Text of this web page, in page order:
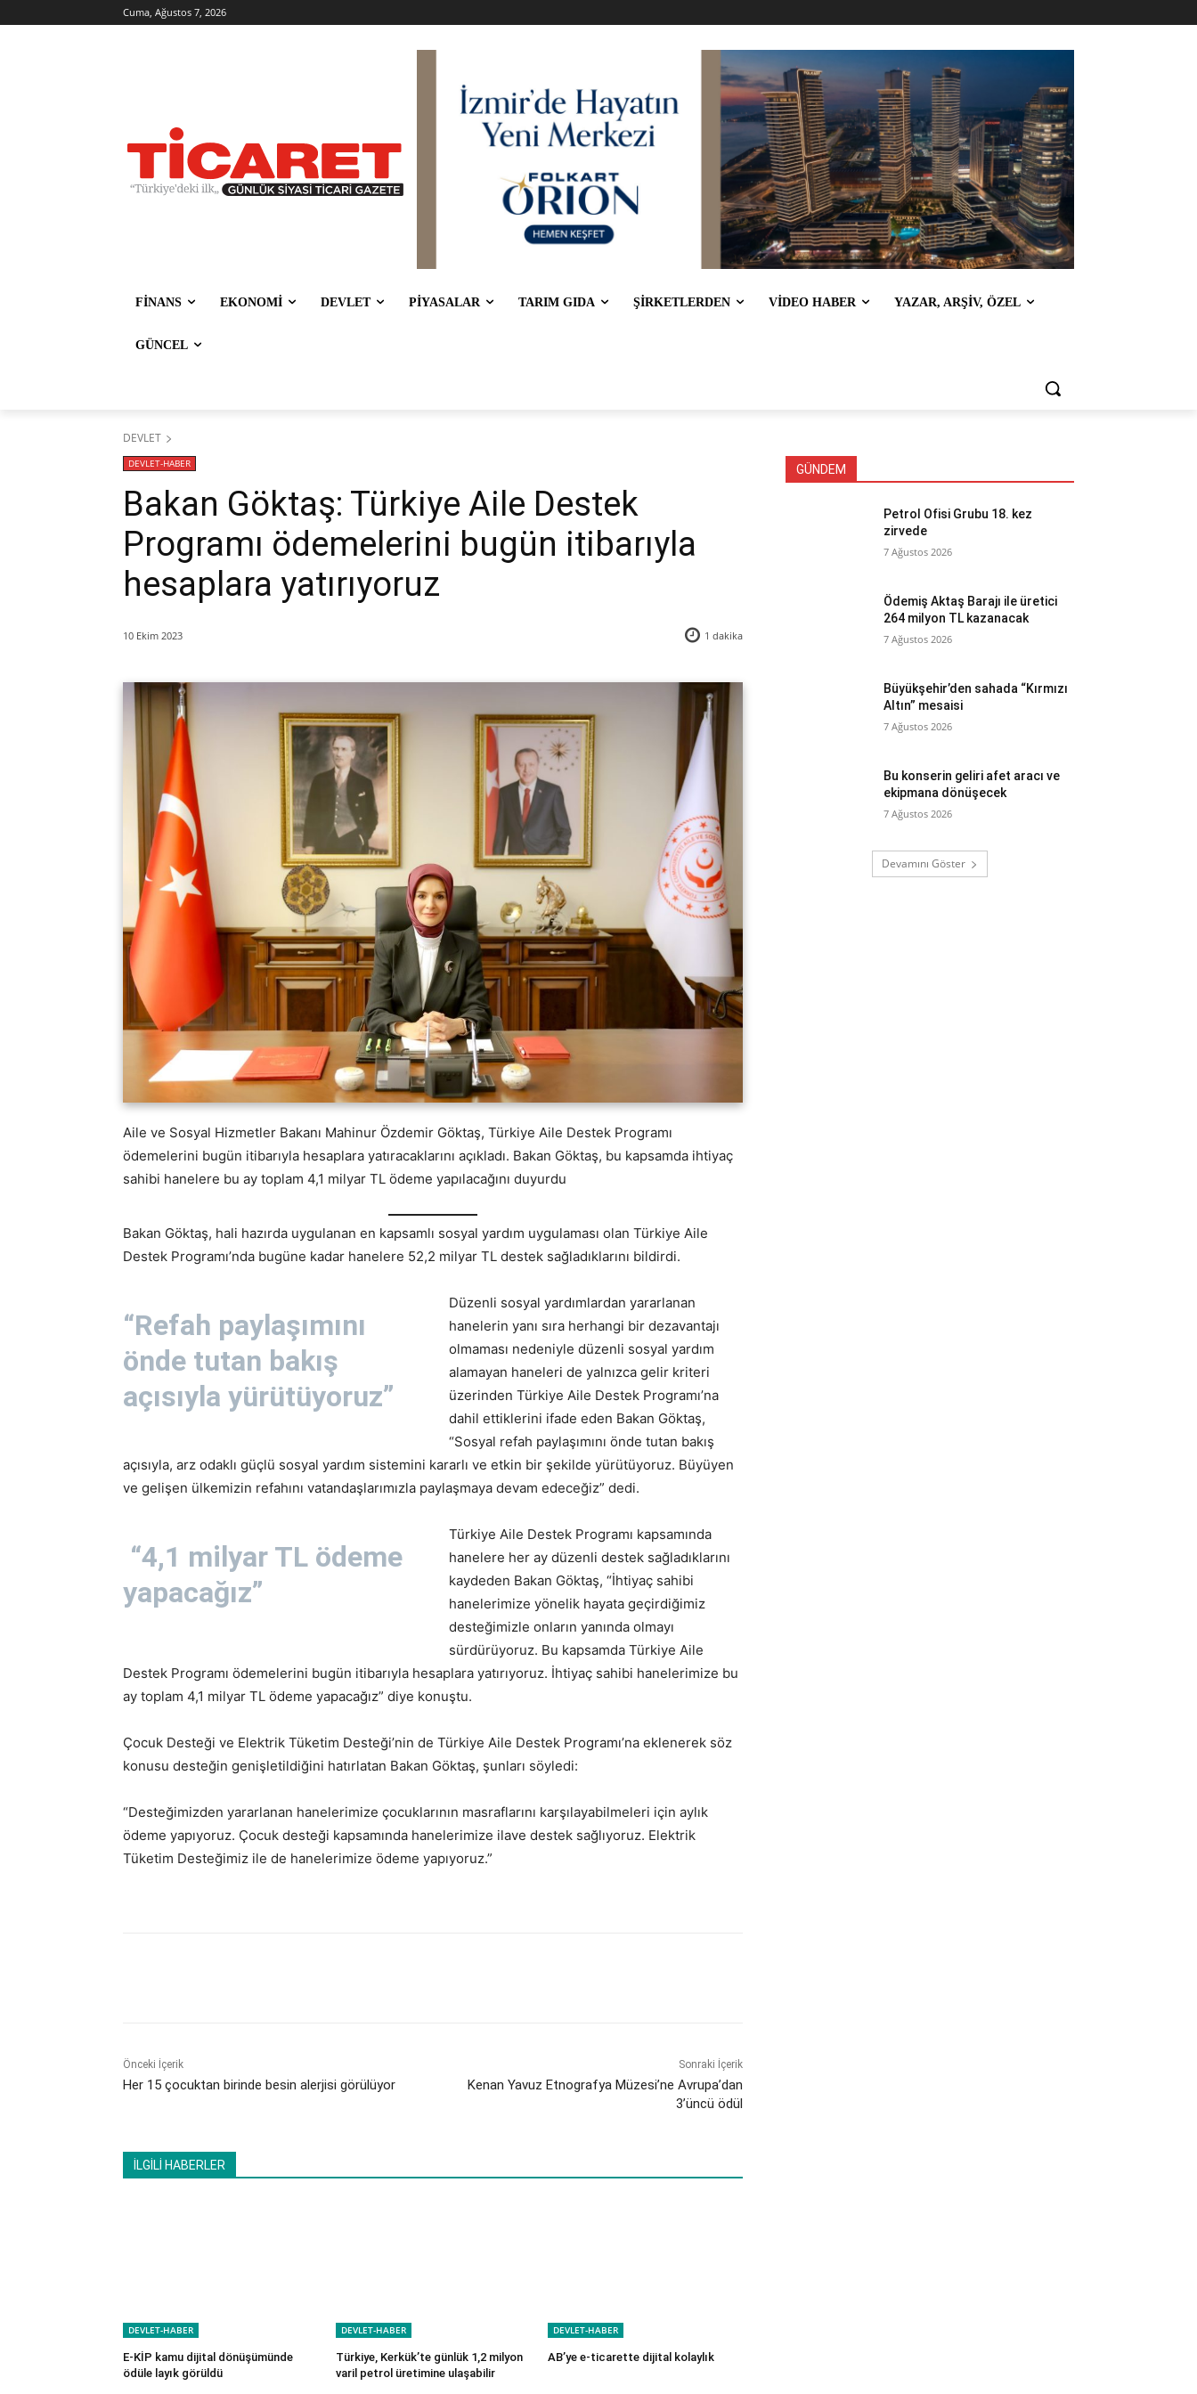
Cuma, Ağustos 7, 2026
FİNANS EKONOMİ DEVLET PİYASALAR TARIM GIDA ŞİRKETLERDEN VİDEO HABER YAZAR, ARŞİV, ÖZEL
GÜNCEL
DEVLET
DEVLET-HABER
Bakan Göktaş: Türkiye Aile Destek
Programı ödemelerini bugün itibarıyla
hesaplara yatırıyoruz
10 Ekim 2023 1 dakika
Aile ve Sosyal Hizmetler Bakanı Mahinur Özdemir Göktaş, Türkiye Aile Destek Programı
ödemelerini bugün itibarıyla hesaplara yatıracaklarını açıkladı. Bakan Göktaş, bu kapsamda ihtiyaç
sahibi hanelere bu ay toplam 4,1 milyar TL ödeme yapılacağını duyurdu
Bakan Göktaş, hali hazırda uygulanan en kapsamlı sosyal yardım uygulaması olan Türkiye Aile
Destek Programı’nda bugüne kadar hanelere 52,2 milyar TL destek sağladıklarını bildirdi.
“Refah paylaşımını
önde tutan bakış
açısıyla yürütüyoruz”
Düzenli sosyal yardımlardan yararlanan
hanelerin yanı sıra herhangi bir dezavantajı
olmaması nedeniyle düzenli sosyal yardım
alamayan haneleri de yalnızca gelir kriteri
üzerinden Türkiye Aile Destek Programı’na
dahil ettiklerini ifade eden Bakan Göktaş,
“Sosyal refah paylaşımını önde tutan bakış
açısıyla, arz odaklı güçlü sosyal yardım sistemini kararlı ve etkin bir şekilde yürütüyoruz. Büyüyen
ve gelişen ülkemizin refahını vatandaşlarımızla paylaşmaya devam edeceğiz” dedi.
“4,1 milyar TL ödeme
yapacağız”
Türkiye Aile Destek Programı kapsamında
hanelere her ay düzenli destek sağladıklarını
kaydeden Bakan Göktaş, “İhtiyaç sahibi
hanelerimize yönelik hayata geçirdiğimiz
desteğimizle onların yanında olmayı
sürdürüyoruz. Bu kapsamda Türkiye Aile
Destek Programı ödemelerini bugün itibarıyla hesaplara yatırıyoruz. İhtiyaç sahibi hanelerimize bu
ay toplam 4,1 milyar TL ödeme yapacağız” diye konuştu.
Çocuk Desteği ve Elektrik Tüketim Desteği’nin de Türkiye Aile Destek Programı’na eklenerek söz
konusu desteğin genişletildiğini hatırlatan Bakan Göktaş, şunları söyledi:
“Desteğimizden yararlanan hanelerimize çocuklarının masraflarını karşılayabilmeleri için aylık
ödeme yapıyoruz. Çocuk desteği kapsamında hanelerimize ilave destek sağlıyoruz. Elektrik
Tüketim Desteğimiz ile de hanelerimize ödeme yapıyoruz.”
Önceki İçerik
Her 15 çocuktan birinde besin alerjisi görülüyor
Sonraki İçerik
Kenan Yavuz Etnografya Müzesi’ne Avrupa’dan
3’üncü ödül
İLGİLİ HABERLER
DEVLET-HABER
E-KİP kamu dijital dönüşümünde
ödüle layık görüldü
DEVLET-HABER
Türkiye, Kerkük’te günlük 1,2 milyon
varil petrol üretimine ulaşabilir
DEVLET-HABER
AB’ye e-ticarette dijital kolaylık
GÜNDEM
Petrol Ofisi Grubu 18. kez
zirvede
7 Ağustos 2026
Ödemiş Aktaş Barajı ile üretici
264 milyon TL kazanacak
7 Ağustos 2026
Büyükşehir’den sahada “Kırmızı
Altın” mesaisi
7 Ağustos 2026
Bu konserin geliri afet aracı ve
ekipmana dönüşecek
7 Ağustos 2026
Devamını Göster